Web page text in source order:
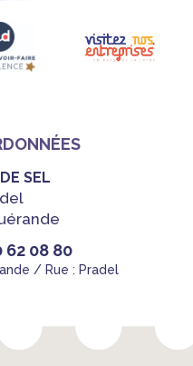
SEL
62 08 80
/ Rue : Pradel